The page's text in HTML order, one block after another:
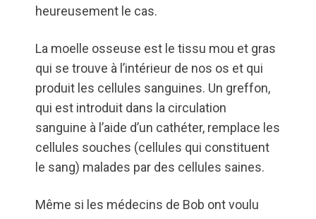
heureusement le cas.
La moelle osseuse est le tissu mou et gras
qui se trouve à l’intérieur de nos os et qui
produit les cellules sanguines. Un greffon,
qui est introduit dans la circulation
sanguine à l’aide d’un cathéter, remplace les
cellules souches (cellules qui constituent
le sang) malades par des cellules saines.
Même si les médecins de Bob ont voulu